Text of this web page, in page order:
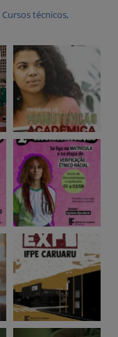
Cursos técnicos,